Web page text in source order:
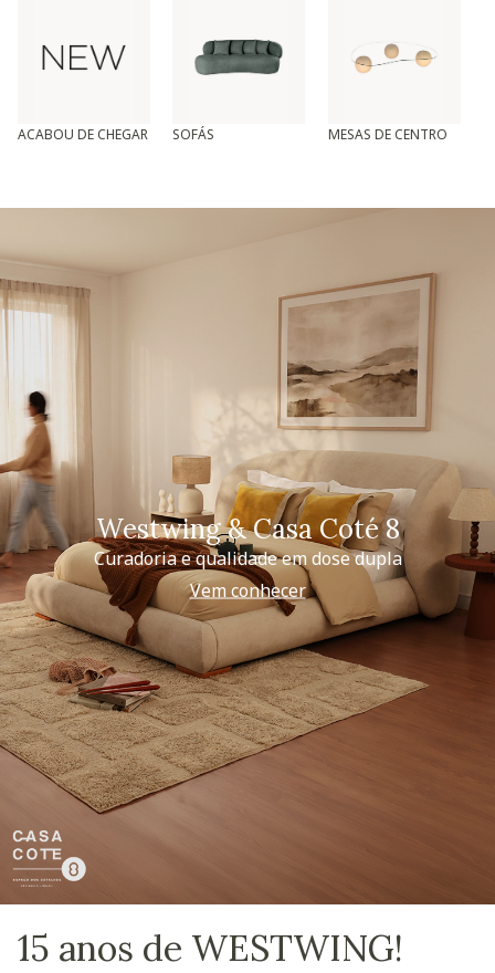
ACABOU DE CHEGAR SOFÁS MESAS DE CENTRO
Westwing & Casa Coté 8
Curadoria e qualidade em dose dupla
Vem conhecer
15 anos de WESTWING!